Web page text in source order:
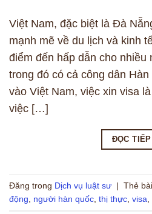
Việt Nam, đặc biệt là Đà
mạnh mẽ về du lịch và kinh
điểm đến hấp dẫn cho
trong đó có cả công dân
vào Việt Nam, việc xin visa
việc […]
ĐỌC TIẾP
Đăng trong Dịch vụ luật sư | Thẻ
động
người hàn quốc thị thực visa